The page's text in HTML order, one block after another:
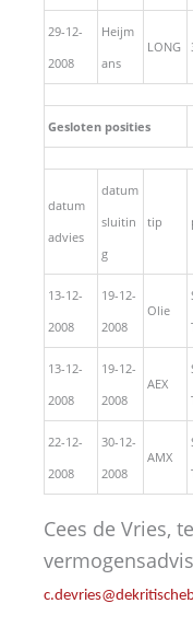
29-12-
2008
Heijm
ans
LONG
Gesloten posities
datum
advies
datum
sluitin
g
tip
13-12-
2008
19-12-
2008
Olie
13-12-
2008
19-12-
2008
AEX
22-12-
2008
30-12-
2008
AMX
Cees de Vries,